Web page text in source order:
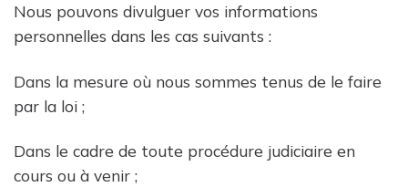
Nous pouvons divulguer vos informations
personnelles dans les cas suivants :
Dans la mesure où nous sommes tenus de le faire
par la loi ;
Dans le cadre de toute procédure judiciaire en
cours ou à venir ;